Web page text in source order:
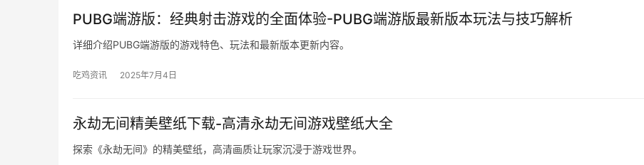
PUBG端游版：经典射击游戏的全面体验-PUBG端游版最新版本玩法与技巧解析
详细介绍PUBG端游版的游戏特色、玩法和最新版本更新内容。
吃鸡资讯 2025年7月4日
永劫无间精美壁纸下载-高清永劫无间游戏壁纸大全
探索《永劫无间》的精美壁纸，高清画质让玩家沉浸于游戏世界。